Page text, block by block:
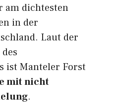
am dichtesten
in der
Laut der
ist Manteler Forst
mit nicht
.